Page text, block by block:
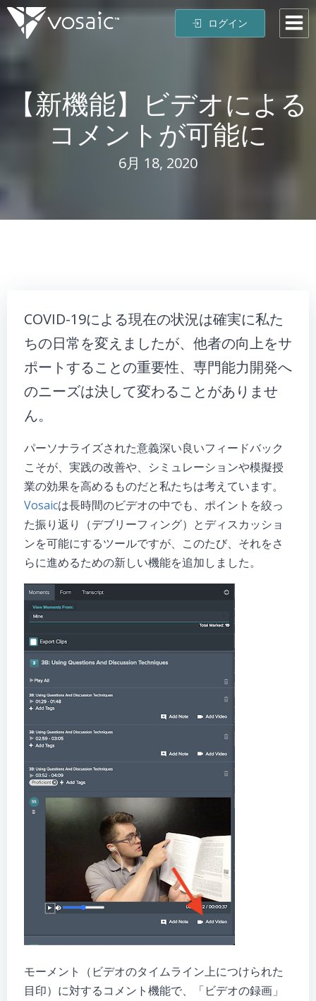
へ
ス
キ
ッ
プ
ログイン
【新機能】ビデオによる
コメントが可能に
6月 18, 2020
COVID-19による現在の状況は確実に私た
ちの日常を変えましたが、他者の向上をサ
ポートすることの重要性、専門能力開発へ
のニーズは決して変わることがありませ
ん。
パーソナライズされた意義深い良いフィードバック
こそが、実践の改善や、シミュレーションや模擬授
業の効果を高めるものだと私たちは考えています。
Vosaicは長時間のビデオの中でも、ポイントを絞っ
た振り返り（デブリーフィング）とディスカッショ
ンを可能にするツールですが、このたび、それをさ
らに進めるための新しい機能を追加しました。
モーメント（ビデオのタイムライン上につけられた
目印）に対するコメント機能で、「ビデオの録画」